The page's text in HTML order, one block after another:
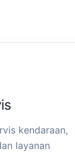
kendaraan,
layanan